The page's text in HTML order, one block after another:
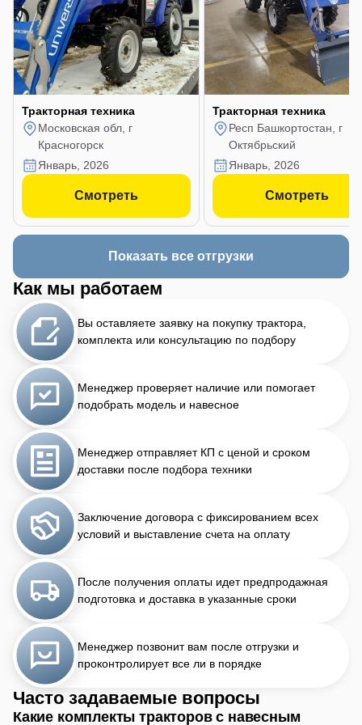
Тракторная техника
Московская обл, г
Красногорск
январь, 2026
Смотреть
Тракторная техника
Респ Башкортостан, г
Октябрьский
январь, 2026
Смотреть
Показать все отгрузки
Как мы работаем
Вы оставляете заявку на покупку трактора,
комплекта или консультацию по подбору
Менеджер проверяет наличие или помогает
подобрать модель и навесное
Менеджер отправляет КП с ценой и сроком
доставки после подбора техники
Заключение договора с фиксированием всех
условий и выставление счета на оплату
После получения оплаты идет предпродажная
подготовка и доставка в указанные сроки
Менеджер позвонит вам после отгрузки и
проконтролирует все ли в порядке
Часто задаваемые вопросы
Какие комплекты тракторов с навесным